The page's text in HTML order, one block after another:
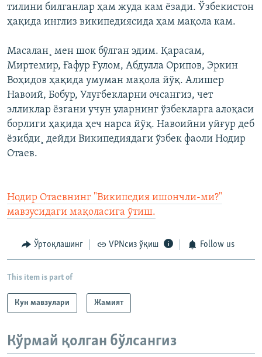
тилини билганлар ҳам жуда кам ëзади. Ўзбекистон
ҳақида инглиз википедиясида ҳам мақола кам.
Масалан¸ мен шок бўлган эдим. Қарасам,
Миртемир, Ғафур Ғулом, Абдулла Орипов, Эркин
Воҳидов ҳақида умуман мақола йўқ. Алишер
Навоий, Бобур, Улуғбекларни очсангиз, чет
элликлар ëзгани учун уларнинг ўзбекларга алоқаси
борлиги ҳақида ҳеч нарса йўқ. Навоийни уйғур деб
ëзибди¸ дейди Википедиядаги ўзбек фаоли Нодир
Отаев.
Нодир Отаевнинг "Википедия ишончли-ми?"
мавзусидаги мақоласига ўтиш.
Ўртоқлашинг VPNсиз ўқиш Follow us
This item is part of
Кун мавзулари Жамият
Кўрмай қолган бўлсангиз